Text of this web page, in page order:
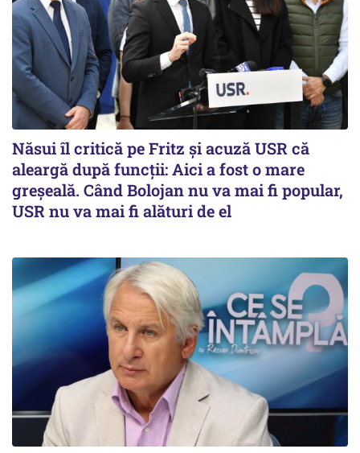
Năsui îl critică pe Fritz și acuză USR că
aleargă după funcții: Aici a fost o mare
greșeală. Când Bolojan nu va mai fi popular,
USR nu va mai fi alături de el